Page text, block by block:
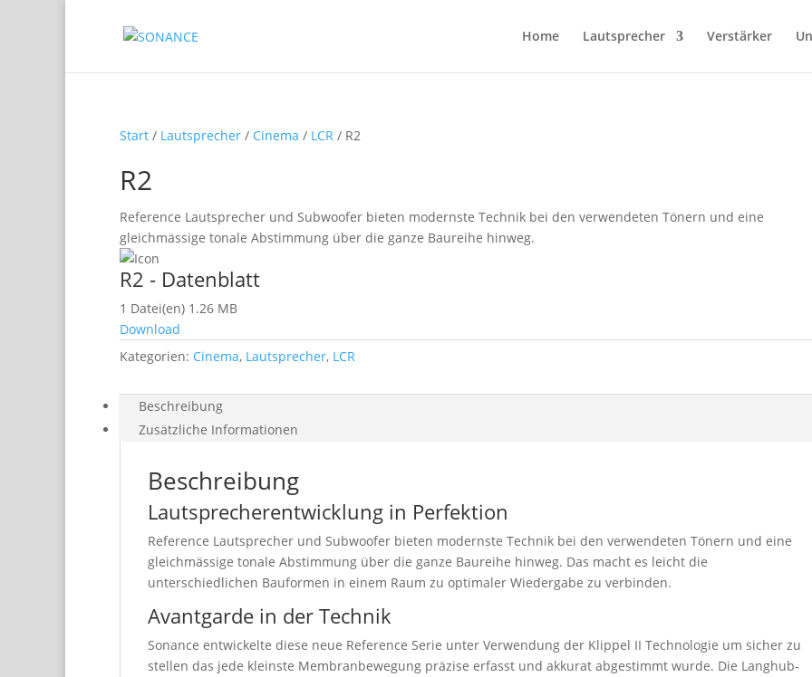
Home Lautsprecher Verstärker
Start / Lautsprecher / Cinema / LCR / R2
R2
Reference Lautsprecher und Subwoofer bieten modernste Technik bei den verwendeten Tönern und eine
gleichmässige tonale Abstimmung über die ganze Baureihe hinweg.
R2 - Datenblatt
1 Datei(en) 1.26 MB
Download
Kategorien: Cinema, Lautsprecher, LCR
Beschreibung
Zusätzliche Informationen
Beschreibung
Lautsprecherentwicklung in Perfektion
Reference Lautsprecher und Subwoofer bieten modernste Technik bei den verwendeten Tönern und eine
gleichmässige tonale Abstimmung über die ganze Baureihe hinweg. Das macht es leicht die
unterschiedlichen Bauformen in einem Raum zu optimaler Wiedergabe zu verbinden.
Avantgarde in der Technik
Sonance entwickelte diese neue Reference Serie unter Verwendung der Klippel II Technologie um sicher zu
stellen das jede kleinste Membranbewegung präzise erfasst und akkurat abgestimmt wurde. Die Langhub-